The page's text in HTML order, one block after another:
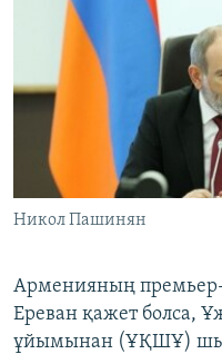
Русский
ЖАЗЫЛЫҢЫЗ
Басқа тілдерде
Никол Пашинян
Арменияның
Ереван қажет болса,
ұйымынан (ҰҚШҰ)